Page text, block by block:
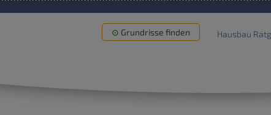
Grundrisse finden Hausbau